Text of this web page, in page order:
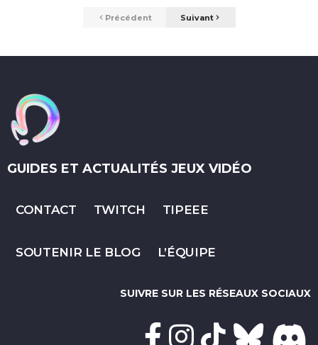
Précédent Suivant
GUIDES ET ACTUALITÉS JEUX VIDÉO
CONTACT TWITCH TIPEEE
SOUTENIR LE BLOG L’ÉQUIPE
SUIVRE SUR LES RÉSEAUX SOCIAUX